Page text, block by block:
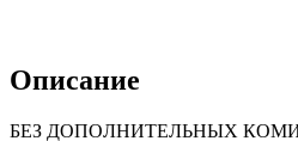
Описание
БЕЗ ДOПOЛHИTЕЛЬНЫX